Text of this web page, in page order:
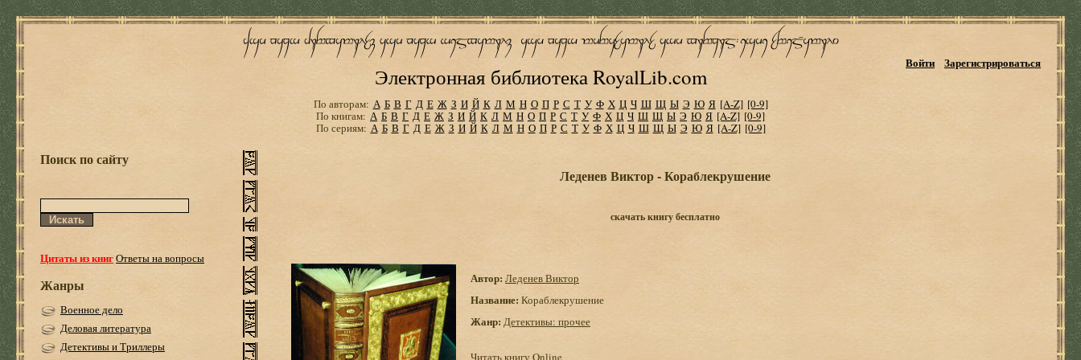
Электронная библиотека RoyalLib.com
Войти Зарегистрироваться
По авторам: А Б В Г Д Е Ж З И Й К Л М Н О П Р С Т У Ф Х Ц Ч Ш Щ Ы Э Ю Я [A-Z] [0-9]
По книгам: А Б В Г Д Е Ж З И Й К Л М Н О П Р С Т У Ф Х Ц Ч Ш Щ Ы Э Ю Я [A-Z] [0-9]
По сериям: А Б В Г Д Е Ж З И Й К Л М Н О П Р С Т У Ф Х Ц Ч Ш Щ Ы Э Ю Я [A-Z] [0-9]
Поиск по сайту
Цитаты из книгОтветы на вопросы
Жанры
Военное дело
Деловая литература
Детективы и Триллеры
Леденев Виктор - Кораблекрушение
скачать книгу бесплатно
Автор: Леденев Виктор
Название: Кораблекрушение
Жанр: Детективы: прочее
Читать книгу Online